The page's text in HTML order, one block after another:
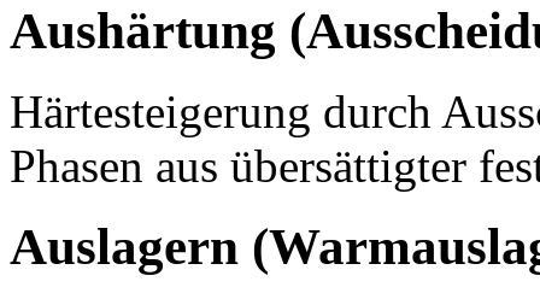
Aushärtung
Härtesteigerung durch
Phasen aus übersättigter
Auslagern